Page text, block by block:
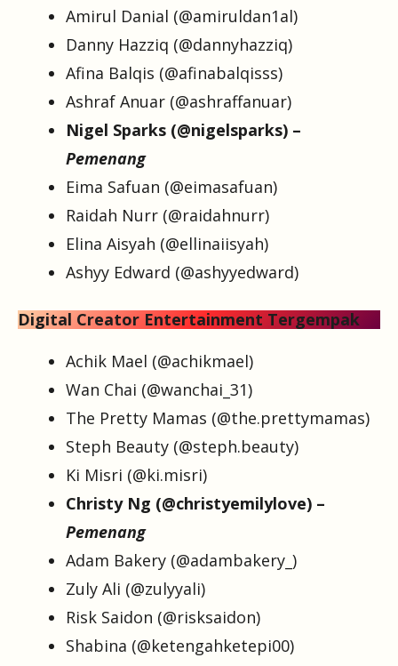
Amirul Danial (@amiruldan1al)
Danny Hazziq (@dannyhazziq)
Afina Balqis (@afinabalqisss)
Ashraf Anuar (@ashraffanuar)
Nigel Sparks (@nigelsparks) –
Pemenang
Eima Safuan (@eimasafuan)
Raidah Nurr (@raidahnurr)
Elina Aisyah (@ellinaiisyah)
Ashyy Edward (@ashyyedward)
Digital Creator Entertainment Tergempak
Achik Mael (@achikmael)
Wan Chai (@wanchai_31)
The Pretty Mamas (@the.prettymamas)
Steph Beauty (@steph.beauty)
Ki Misri (@ki.misri)
Christy Ng (@christyemilylove) –
Pemenang
Adam Bakery (@adambakery_)
Zuly Ali (@zulyyali)
Risk Saidon (@risksaidon)
Shabina (@ketengahketepi00)